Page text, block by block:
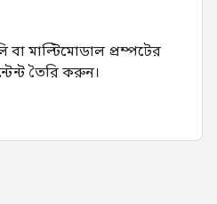
মাল্টিমোডাল প্রম্পটের
তৈরি করুন।